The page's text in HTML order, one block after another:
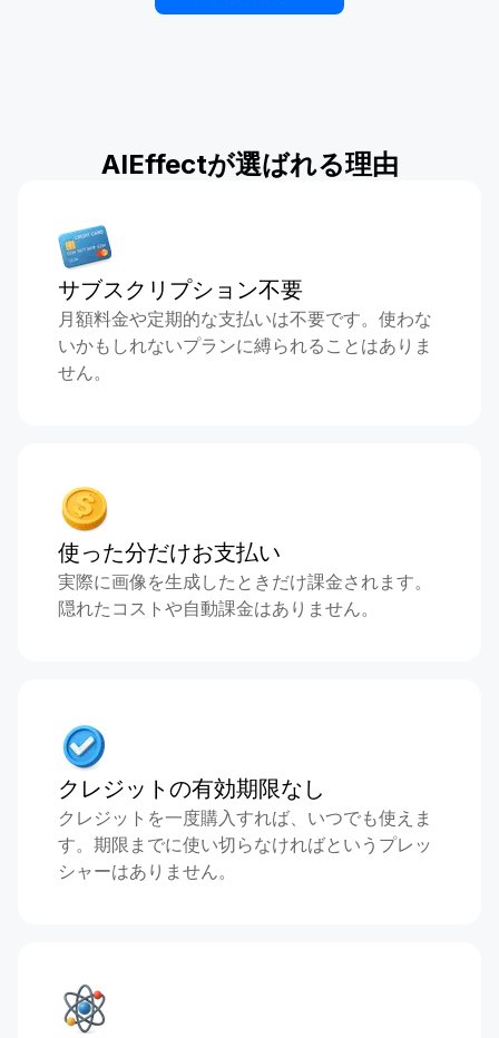
AIEffectが選ばれる理由
サブスクリプション不要
月額料金や定期的な支払いは不要です。使わな
いかもしれないプランに縛られることはありま
せん。
使った分だけお支払い
実際に画像を生成したときだけ課金されます。
隠れたコストや自動課金はありません。
クレジットの有効期限なし
クレジットを一度購入すれば、いつでも使えま
す。期限までに使い切らなければというプレッ
シャーはありません。